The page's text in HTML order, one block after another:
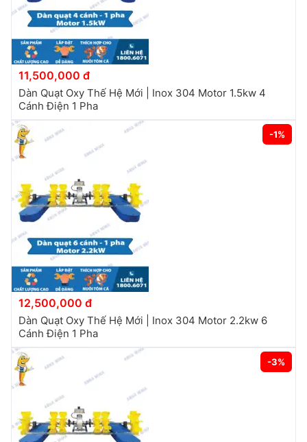
11,500,000 đ
Dàn Quạt Oxy Thế Hệ Mới | Inox 304 Motor 1.5kw 4
Cánh Điện 1 Pha
-1%
12,500,000 đ
Dàn Quạt Oxy Thế Hệ Mới | Inox 304 Motor 2.2kw 6
Cánh Điện 1 Pha
-3%